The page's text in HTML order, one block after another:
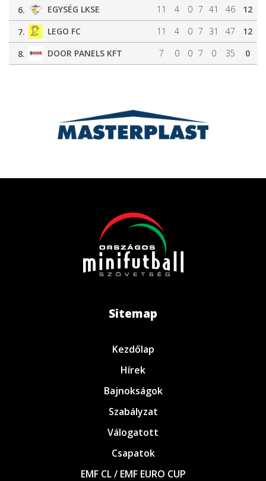
6.
EGYSÉG LKSE 11 4 0 7 41 46
12
7.
LEGO FC 11 4 0 7 31 47
12
8.
DOOR PANELS KFT 7 0 0 7 0 35 0
Sitemap
Kezdőlap
Hírek
Bajnokságok
Szabályzat
Válogatott
Csapatok
EMF CL / EMF EURO CUP